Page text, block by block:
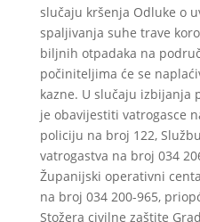
slučaju kršenja Odluke o
spaljivanja suhe trave
biljnih otpadaka na
počiniteljima će se
kazne. U slučaju izbijanja
je obavijestiti vatrogasce
policiju na broj 122,
vatrogastva na broj 034
Županijski operativni
na broj 034 200-965,
Stožera civilne zaštite